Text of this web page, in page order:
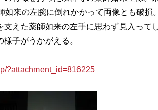
如来の左腕に倒れかかって両像とも破損
えた薬師如来の左手に思わず見入って
子がうかがえる。
?attachment_id=816225